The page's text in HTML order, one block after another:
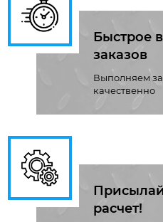
Быстрое
заказов
Выполняем
качественно
расчет!